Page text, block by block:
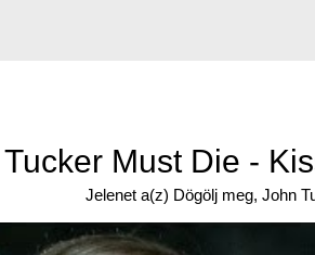
Must Die -
Jelenet a(z) Dögölj meg, John